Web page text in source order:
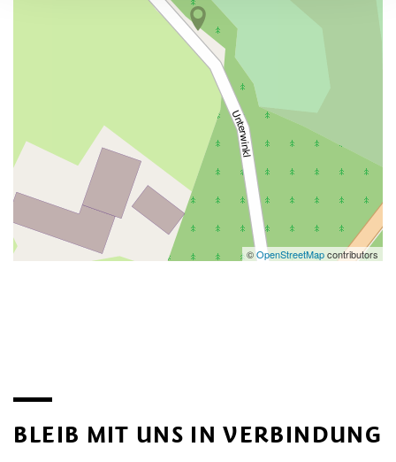
©OpenStreetMapcontributors
BLEIB MIT UNS IN VERBINDUNG